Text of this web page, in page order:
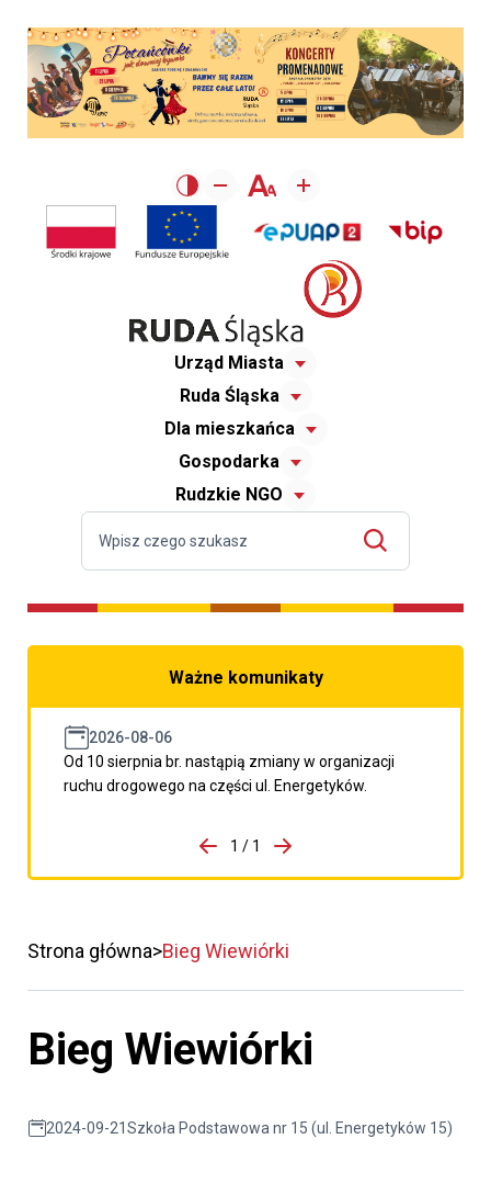
Urząd Miasta
Ruda Śląska
Dla mieszkańca
Gospodarka
Rudzkie NGO
Ważne komunikaty
2026-08-06
Od 10 sierpnia br. nastąpią zmiany w organizacji
ruchu drogowego na części ul. Energetyków.
porzpedniego komunikatu
1 / 1
Przejdź do następnego
Strona główna Bieg Wiewiórki
Bieg Wiewiórki
2024-09-21Szkoła Podstawowa nr 15 (ul. Energetyków 15)